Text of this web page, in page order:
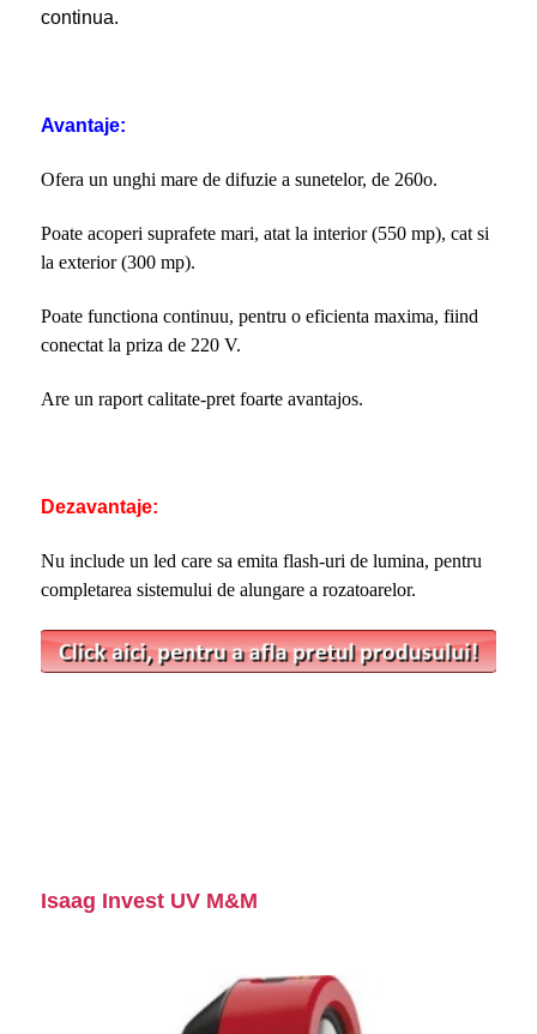
continua.
Avantaje:
Ofera un unghi mare de difuzie a sunetelor, de 260o.
Poate acoperi suprafete mari, atat la interior (550 mp), cat si
la exterior (300 mp).
Poate functiona continuu, pentru o eficienta maxima, fiind
conectat la priza de 220 V.
Are un raport calitate-pret foarte avantajos.
Dezavantaje:
Nu include un led care sa emita flash-uri de lumina, pentru
completarea sistemului de alungare a rozatoarelor.
Isaag Invest UV M&M